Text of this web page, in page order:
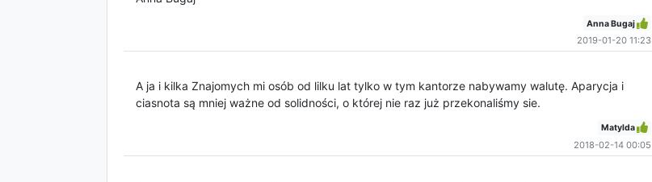
Anna Bugaj
2019-01-20 11:23
A ja i kilka Znajomych mi osób od lilku lat tylko w tym kantorze nabywamy walutę. Aparycja i
ciasnota są mniej ważne od solidności, o której nie raz już przekonaliśmy sie.
Matylda
2018-02-14 00:05